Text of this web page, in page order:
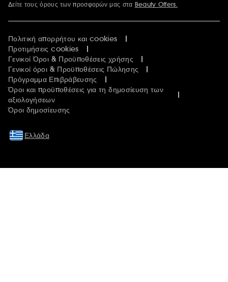
Περισσότερες πληροφορίες
Δείτε τους όρους των προσφορών μας στα Beauty Offers.
Πολιτική απορρήτου και cookies
Προτιμήσεις cookies
Γενικοί Όροι & Προϋποθέσεις χρήσης
Γενικοί όροι & Προϋποθέσεις Πώλησης
Πρόγραμμα Επιβράβευσης
Όροι και προϋποθέσεις για τη δημοσίευση των
αξιολογήσεων
Όροι δημοσίευσης
Ελλάδα